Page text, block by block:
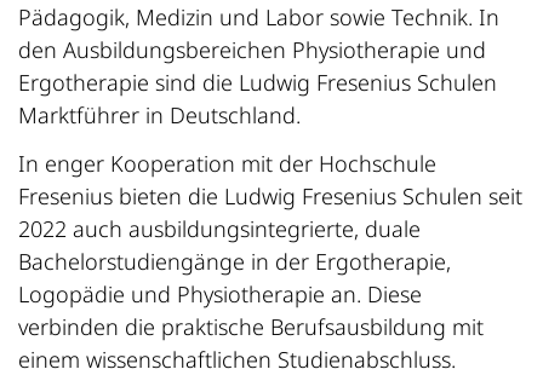
Pädagogik, Medizin und Labor sowie Technik. In
den Ausbildungsbereichen Physiotherapie und
Ergotherapie sind die Ludwig Fresenius Schulen
Marktführer in Deutschland.
In enger Kooperation mit der Hochschule
Fresenius bieten die Ludwig Fresenius Schulen seit
2022 auch ausbildungsintegrierte, duale
Bachelorstudiengänge in der Ergotherapie,
Logopädie und Physiotherapie an. Diese
verbinden die praktische Berufsausbildung mit
einem wissenschaftlichen Studienabschluss.